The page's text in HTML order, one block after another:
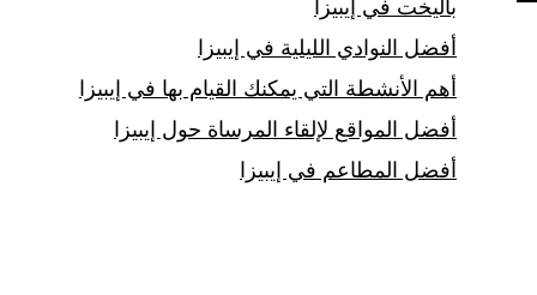
باليخت في إيبيزا
أفضل النوادي الليلية في إيبيزا
أهم الأنشطة التي يمكنك القيام بها في إيبيزا
أفضل المواقع لإلقاء المرساة حول إيبيزا
أفضل المطاعم في إيبيزا